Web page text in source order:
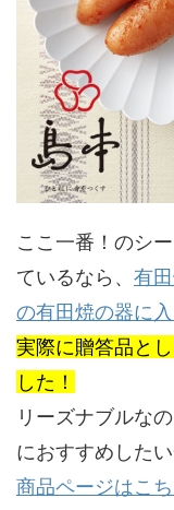
ここ一番！のシ
ているなら、 有
の有田焼の器に
実際に贈答品と
した！
リーズナブルな
におすすめしたい
商品ページはこち